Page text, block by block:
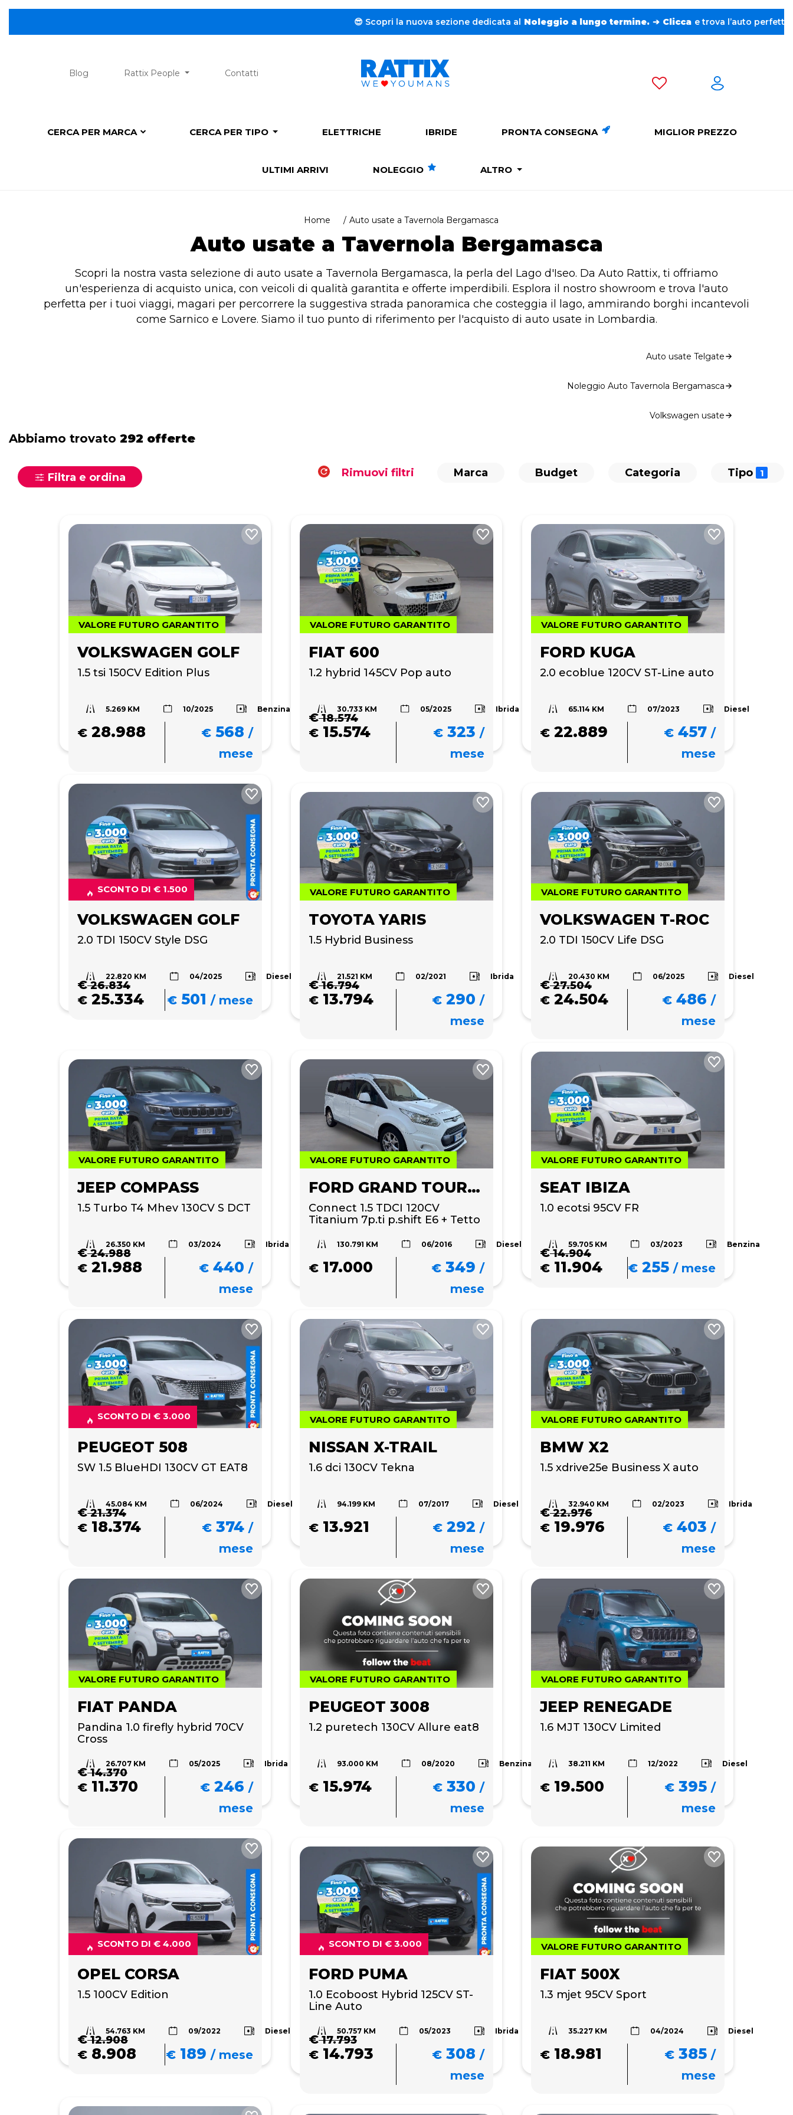
😎 Scopri la nuova sezione dedicata al Noleggio a lungo termine. ➔ Clicca e trova l’auto perfetta senza pensieri. ❤️
Blog Rattix People Contatti
CERCA PER MARCA CERCA PER TIPO ELETTRICHE IBRIDE PRONTA CONSEGNA MIGLIOR PREZZO
ULTIMI ARRIVI NOLEGGIO ALTRO
Home Auto usate a Tavernola Bergamasca
Auto usate a Tavernola Bergamasca
Scopri la nostra vasta selezione di auto usate a Tavernola Bergamasca, la perla del Lago d'Iseo. Da Auto Rattix, ti offriamo
un'esperienza di acquisto unica, con veicoli di qualità garantita e offerte imperdibili. Esplora il nostro showroom e trova l'auto
perfetta per i tuoi viaggi, magari per percorrere la suggestiva strada panoramica che costeggia il lago, ammirando borghi incantevoli
come Sarnico e Lovere. Siamo il tuo punto di riferimento per l'acquisto di auto usate in Lombardia.
Auto usate Telgate
Noleggio Auto Tavernola Bergamasca
Volkswagen usate
Abbiamo trovato 292 offerte
Filtra e ordina Rimuovi filtri Marca Budget Categoria Tipo
VALORE FUTURO GARANTITO
VOLKSWAGEN GOLF
1.5 tsi 150CV Edition Plus
5.269 KM 10/2025 Benzina
€ 28.988 € 568 /
mese
VALORE FUTURO GARANTITO
FIAT 600
1.2 hybrid 145CV Pop auto
30.733 KM 05/2025 Ibrida
€18.574
€ 15.574 € 323 /
mese
VALORE FUTURO GARANTITO
FORD KUGA
2.0 ecoblue 120CV ST-Line auto
65.114 KM 07/2023 Diesel
€ 22.889 € 457 /
mese
SCONTO DI € 1.500
VOLKSWAGEN GOLF
2.0 TDI 150CV Style DSG
22.820 KM 04/2025 Diesel
€26.834
€ 25.334 € 501 / mese
VALORE FUTURO GARANTITO
TOYOTA YARIS
1.5 Hybrid Business
21.521 KM 02/2021 Ibrida
€16.794
€ 13.794 € 290 /
mese
VALORE FUTURO GARANTITO
VOLKSWAGEN T-ROC
2.0 TDI 150CV Life DSG
20.430 KM 06/2025 Diesel
€27.504
€ 24.504 € 486 /
mese
VALORE FUTURO GARANTITO
JEEP COMPASS
1.5 Turbo T4 Mhev 130CV S DCT
26.350 KM 03/2024 Ibrida
€24.988
€ 21.988 € 440 /
mese
VALORE FUTURO GARANTITO
FORD GRAND TOURNEO
Connect 1.5 TDCI 120CV
Titanium 7p.ti p.shift E6 + Tetto
130.791 KM 06/2016 Diesel
€ 17.000 € 349 /
mese
VALORE FUTURO GARANTITO
SEAT IBIZA
1.0 ecotsi 95CV FR
59.705 KM 03/2023 Benzina
€14.904
€ 11.904 € 255 /mese
SCONTO DI € 3.000
PEUGEOT 508
SW 1.5 BlueHDI 130CV GT EAT8
45.084 KM 06/2024 Diesel
€21.374
€ 18.374 € 374 /
mese
VALORE FUTURO GARANTITO
NISSAN X-TRAIL
1.6 dci 130CV Tekna
94.199 KM 07/2017 Diesel
€ 13.921 € 292 /
mese
VALORE FUTURO GARANTITO
BMW X2
1.5 xdrive25e Business X auto
32.940 KM 02/2023 Ibrida
€22.976
€ 19.976 € 403 /
mese
VALORE FUTURO GARANTITO
FIAT PANDA
Pandina 1.0 firefly hybrid 70CV
Cross
26.707 KM 05/2025 Ibrida
€14.370
€ 11.370 € 246 /
mese
VALORE FUTURO GARANTITO
PEUGEOT 3008
1.2 puretech 130CV Allure eat8
93.000 KM 08/2020 Benzina
€ 15.974 € 330 /
mese
VALORE FUTURO GARANTITO
JEEP RENEGADE
1.6 MJT 130CV Limited
38.211 KM 12/2022 Diesel
€ 19.500 € 395 /
mese
SCONTO DI € 4.000
OPEL CORSA
1.5 100CV Edition
54.763 KM 09/2022 Diesel
€12.908
€ 8.908 € 189 / mese
SCONTO DI € 3.000
FORD PUMA
1.0 Ecoboost Hybrid 125CV ST-
Line Auto
50.757 KM 05/2023 Ibrida
€17.793
€ 14.793 € 308 /
mese
VALORE FUTURO GARANTITO
FIAT 500X
1.3 mjet 95CV Sport
35.227 KM 04/2024 Diesel
€ 18.981 € 385 /
mese